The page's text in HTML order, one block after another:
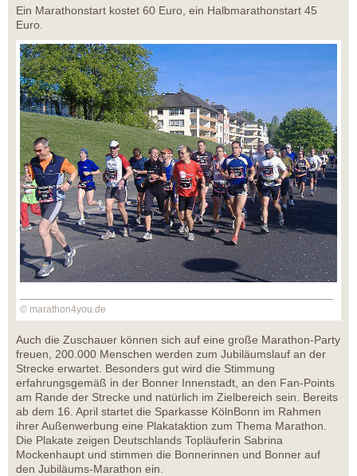
Ein Marathonstart kostet 60 Euro, ein Halbmarathonstart 45
Euro.
© marathon4you.de
Auch die Zuschauer können sich auf eine große Marathon-Party
freuen, 200.000 Menschen werden zum Jubiläumslauf an der
Strecke erwartet. Besonders gut wird die Stimmung
erfahrungsgemäß in der Bonner Innenstadt, an den Fan-Points
am Rande der Strecke und natürlich im Zielbereich sein. Bereits
ab dem 16. April startet die Sparkasse KölnBonn im Rahmen
ihrer Außenwerbung eine Plakataktion zum Thema Marathon.
Die Plakate zeigen Deutschlands Topläuferin Sabrina
Mockenhaupt und stimmen die Bonnerinnen und Bonner auf
den Jubiläums-Marathon ein.